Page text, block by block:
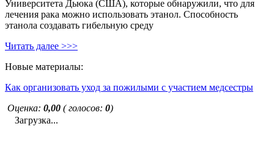
Университета Дьюка (США), которые обнаружили, что для
лечения рака можно использовать этанол. Способность
этанола создавать гибельную среду
Читать далее >>>
Новые материалы:
Как организовать уход за пожилыми с участием медсестры
Оценка: 0,00 ( голосов: 0)
Загрузка...